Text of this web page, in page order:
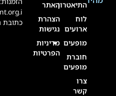
התיאטרון
ארועים
מופעים
חוברת
מופעים
קשר
האתר
הצהרת
נגישות
מדיניות
הפרטיות
כתובת הנשיא 80 אור